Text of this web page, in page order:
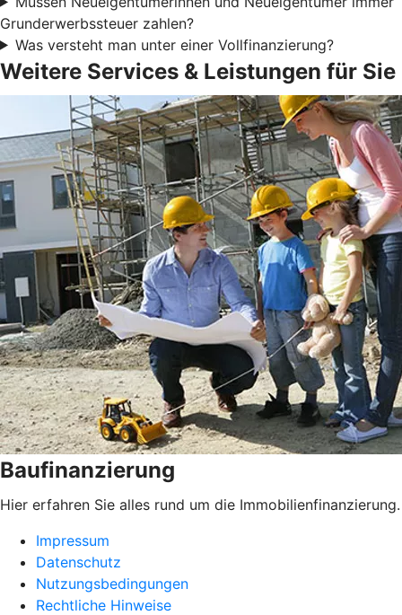
Grunderwerbssteuer zahlen?
Was versteht man unter einer Vollfinanzierung?
Weitere Services & Leistungen für Sie
Baufinanzierung
Hier erfahren Sie alles rund um die Immobilienfinanzierung.
Impressum
Datenschutz
Nutzungsbedingungen
Rechtliche Hinweise